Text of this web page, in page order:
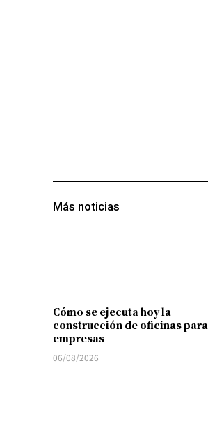
Más noticias
Cómo se ejecuta hoy la
construcción de oficinas para
empresas
06/08/2026